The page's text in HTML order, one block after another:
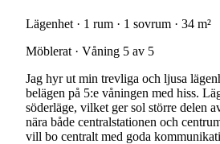
Lägenhet · 1 rum · 1 sovrum · 34 m²
Möblerat · Våning 5 av 5
Jag hyr ut min trevliga och ljusa
belägen på 5:e våningen med hiss.
söderläge, vilket ger sol större delen
nära både centralstationen och
vill bo centralt med goda